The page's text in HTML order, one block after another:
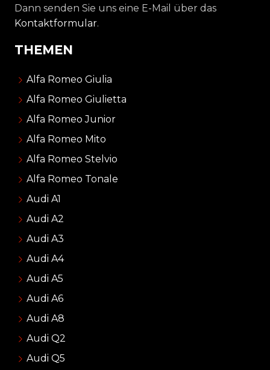
Dann senden Sie uns eine E-Mail über das
Kontaktformular.
THEMEN
Alfa Romeo Giulia
Alfa Romeo Giulietta
Alfa Romeo Junior
Alfa Romeo Mito
Alfa Romeo Stelvio
Alfa Romeo Tonale
Audi A1
Audi A2
Audi A3
Audi A4
Audi A5
Audi A6
Audi A8
Audi Q2
Audi Q5